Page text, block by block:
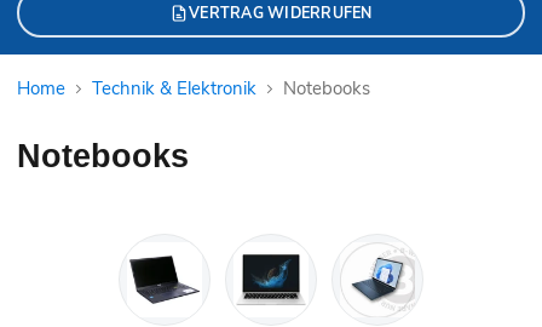
VERTRAG WIDERRUFEN
Home Technik & Elektronik Notebooks
Notebooks